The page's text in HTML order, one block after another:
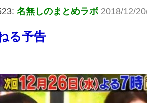
【櫻坂46】ミーグリで喧嘩！？山下
【速報】中村麗乃ちゃんの思い出、
【朗報】増田三莉音さんの生足
【川﨑桜】まあ、でも筑駒は断れな
名無しのまとめラボ 2018/12/
る予告